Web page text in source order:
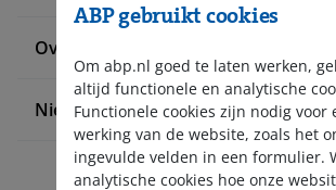
Over ABP
Nieuws en pers
ABP gebruikt cookies
Om abp.nl goed te laten werken,
altijd functionele en analytische
Functionele cookies zijn nodig voor
werking van de website, zoals het
ingevulde velden in een formulier.
analytische cookies hoe onze